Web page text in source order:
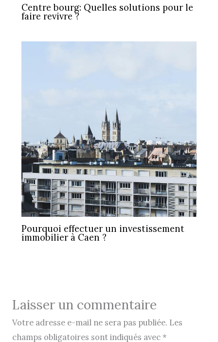
Centre bourg: Quelles solutions pour le
faire revivre ?
Pourquoi effectuer un investissement
immobilier à Caen ?
Laisser un commentaire
Votre adresse e-mail ne sera pas publiée. Les
champs obligatoires sont indiqués avec *